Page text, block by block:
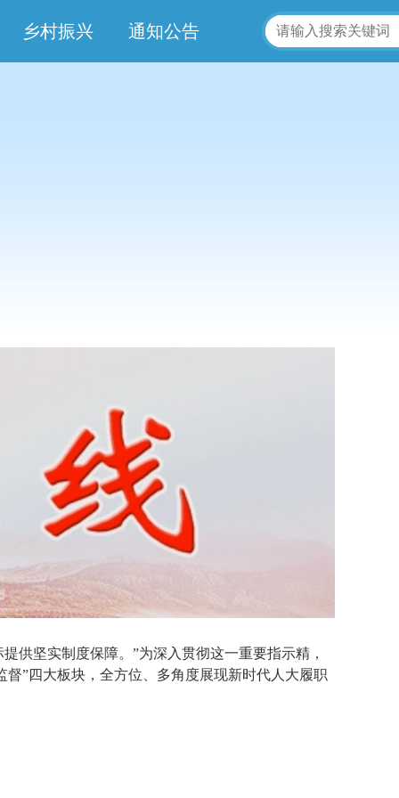
乡村振兴 通知公告
供坚实制度保障。”为深入贯彻这一重要指示精，
”四大板块，全方位、多角度展现新时代人大履职